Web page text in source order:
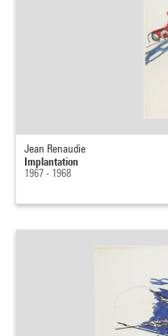
Jean Renaudie
Implantation
1967 - 1968